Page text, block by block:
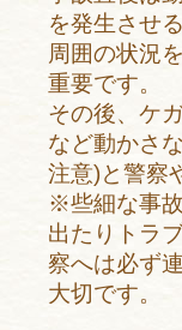
を発生させ
周囲の状況
重要です。
その後、ケ
など動かさ
注意)と警察
※些細な事
出たりトラ
察へは必ず
大切です。